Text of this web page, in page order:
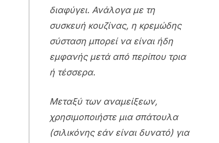
διαφύγει. Ανάλογα με τη
συσκευή κουζίνας, η κρεμώδης
σύσταση μπορεί να είναι ήδη
εμφανής μετά από περίπου τρια
ή τέσσερα.
Μεταξύ των αναμείξεων,
χρησιμοποιήστε μια σπάτουλα
(σιλικόνης εάν είναι δυνατό) για